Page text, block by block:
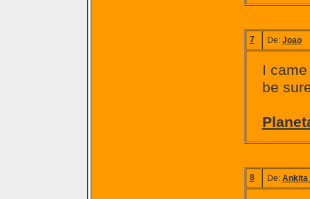
7 De: Joao
I
be
8 De: Ankita